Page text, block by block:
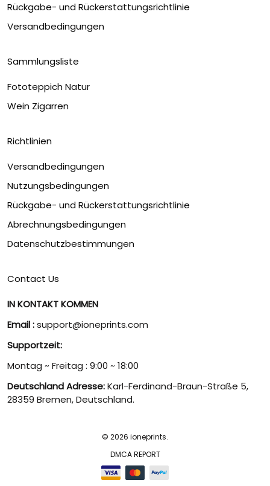
Rückgabe- und Rückerstattungsrichtlinie
Versandbedingungen
Sammlungsliste
Fototeppich Natur
Wein Zigarren
Richtlinien
Versandbedingungen
Nutzungsbedingungen
Rückgabe- und Rückerstattungsrichtlinie
Abrechnungsbedingungen
Datenschutzbestimmungen
Contact Us
IN KONTAKT KOMMEN
Email :support@ioneprints.com
Supportzeit:
Montag ~ Freitag : 9:00 ~ 18:00
Deutschland Adresse:Karl-Ferdinand-Braun-Straße 5,
28359 Bremen, Deutschland.
© 2026 ioneprints.
DMCA REPORT